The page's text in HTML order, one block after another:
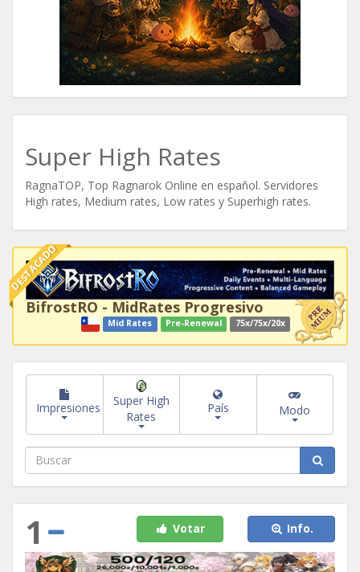
Super High Rates
RagnaTOP, Top Ragnarok Online en español. Servidores
High rates, Medium rates, Low rates y Superhigh rates.
DESTACADO
BifrostRO - MidRates Progresivo
Mid Rates Pre-Renewal 75x/75x/20x
Impresiones
Super High
Rates
País Modo
1 Votar Info.